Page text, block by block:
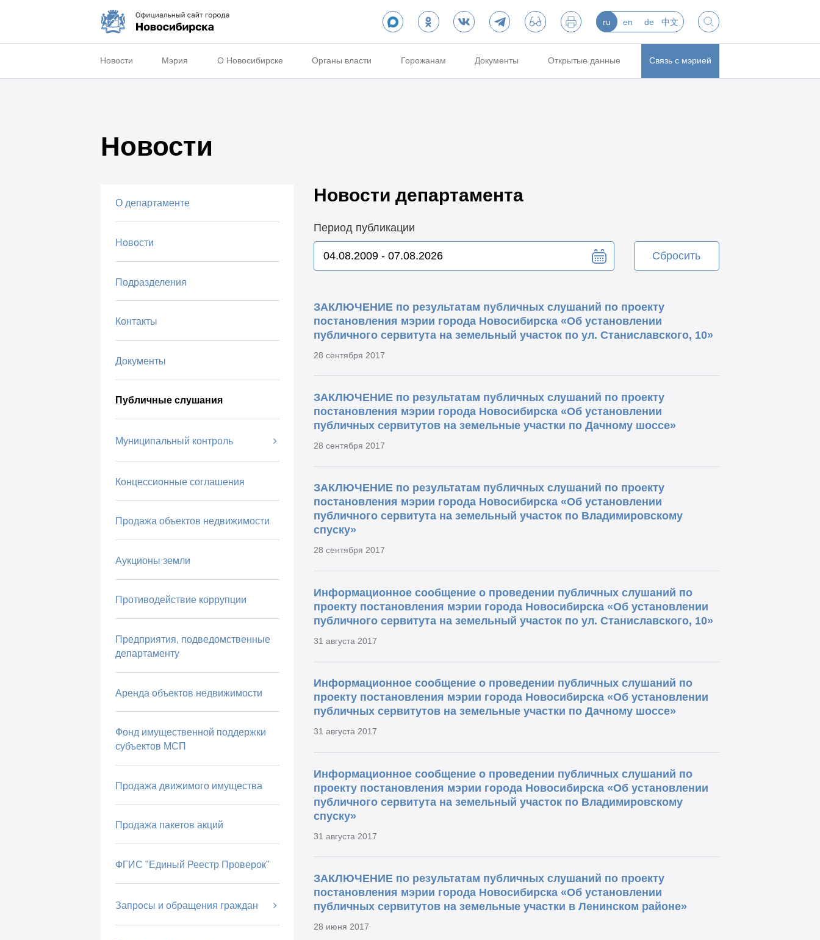
ru en de 中文
Новости Мэрия О Новосибирске Органы власти Горожанам Документы Открытые данные Связь с мэрией
Новости
О департаменте
Новости
Подразделения
Контакты
Документы
Публичные слушания
Муниципальный контроль
Концессионные соглашения
Продажа объектов недвижимости
Аукционы земли
Противодействие коррупции
Предприятия, подведомственные
департаменту
Аренда объектов недвижимости
Фонд имущественной поддержки
субъектов МСП
Продажа движимого имущества
Продажа пакетов акций
ФГИС "Единый Реестр Проверок"
Запросы и обращения граждан
Новости департамента
Период публикации
Сбросить
ЗАКЛЮЧЕНИЕ по результатам публичных слушаний по проекту
постановления мэрии города Новосибирска «Об установлении
публичного сервитута на земельный участок по ул. Станиславского, 10»
28 сентября 2017
ЗАКЛЮЧЕНИЕ по результатам публичных слушаний по проекту
постановления мэрии города Новосибирска «Об установлении
публичных сервитутов на земельные участки по Дачному шоссе»
28 сентября 2017
ЗАКЛЮЧЕНИЕ по результатам публичных слушаний по проекту
постановления мэрии города Новосибирска «Об установлении
публичного сервитута на земельный участок по Владимировскому
спуску»
28 сентября 2017
Информационное сообщение о проведении публичных слушаний по
проекту постановления мэрии города Новосибирска «Об установлении
публичного сервитута на земельный участок по ул. Станиславского, 10»
31 августа 2017
Информационное сообщение о проведении публичных слушаний по
проекту постановления мэрии города Новосибирска «Об установлении
публичных сервитутов на земельные участки по Дачному шоссе»
31 августа 2017
Информационное сообщение о проведении публичных слушаний по
проекту постановления мэрии города Новосибирска «Об установлении
публичного сервитута на земельный участок по Владимировскому
спуску»
31 августа 2017
ЗАКЛЮЧЕНИЕ по результатам публичных слушаний по проекту
постановления мэрии города Новосибирска «Об установлении
публичных сервитутов на земельные участки в Ленинском районе»
28 июня 2017